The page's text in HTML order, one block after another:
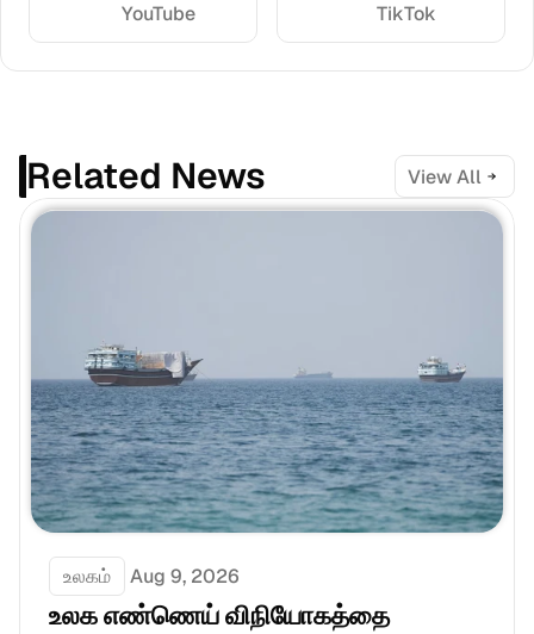
YouTube TikTok
Related News View All
உலகம் Aug 9, 2026
உலக எண்ணெய் விநியோகத்தை